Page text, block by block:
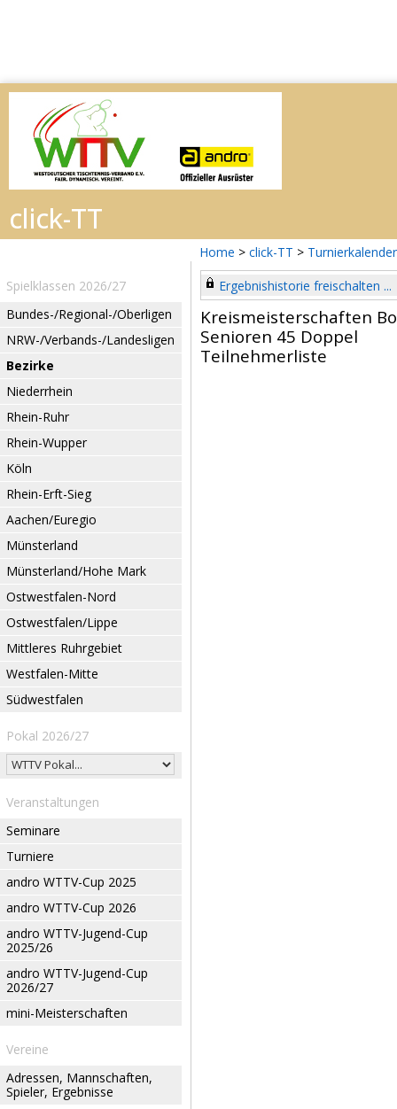
Home > click-TT > Turnierkalender
Spielklassen 2026/27
Bundes-/Regional-/Oberligen
NRW-/Verbands-/Landesligen
Bezirke
Niederrhein
Rhein-Ruhr
Rhein-Wupper
Köln
Rhein-Erft-Sieg
Aachen/Euregio
Münsterland
Münsterland/Hohe Mark
Ostwestfalen-Nord
Ostwestfalen/Lippe
Mittleres Ruhrgebiet
Westfalen-Mitte
Südwestfalen
Pokal 2026/27
Veranstaltungen
Seminare
Turniere
andro WTTV-Cup 2025
andro WTTV-Cup 2026
andro WTTV-Jugend-Cup
2025/26
andro WTTV-Jugend-Cup
2026/27
mini-Meisterschaften
Vereine
Adressen, Mannschaften,
Spieler, Ergebnisse
Ergebnishistorie freischalten ...
Kreismeisterschaften
Senioren 45 Doppel
Teilnehmerliste